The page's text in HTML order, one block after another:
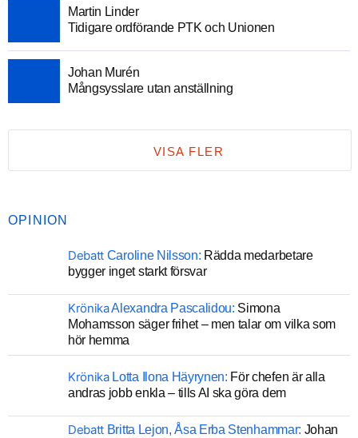
Martin Linder
Tidigare ordförande PTK och Unionen
Johan Murén
Mångsysslare utan anställning
VISA FLER
OPINION
Debatt Caroline Nilsson: Rädda medarbetare
bygger inget starkt försvar
KrönikaAlexandra Pascalidou: Simona
Mohamsson säger frihet – men talar om vilka som
hör hemma
Krönika Lotta Ilona Häyrynen: För chefen är alla
andras jobb enkla – tills AI ska göra dem
Debatt Britta Lejon, Åsa Erba Stenhammar: Johan